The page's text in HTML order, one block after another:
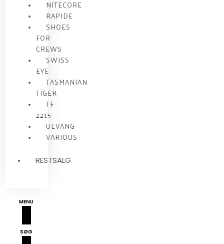
NITECORE
RAPIDE
SHOES
FOR
CREWS
SWISS
EYE
TASMANIAN
TIGER
TF-
2215
ULVANG
VARIOUS
RESTSALG
MENU
SØG